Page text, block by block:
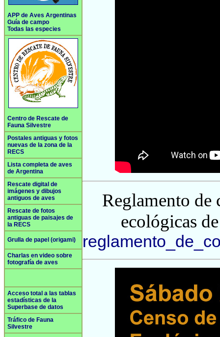
APP de Aves Argentinas
Guía de campo
Todas las especies
Centro de Rescate de
Fauna Silvestre
Postales antiguas y fotos
nuevas de la zona de la
RECS
Lista completa de aves
de Argentina
Rescate digital de
imágenes y dibujos
antiguos de aves
Rescate de fotos
antiguas de paisajes de
la RECS
Grulla de papel (origami)
Charlas en video sobre
fotografía de aves
Acceso total a las tablas
estadísticas de la
Superbase de datos
Tráfico de Fauna
Silvestre
Reglamento de
ecológicas